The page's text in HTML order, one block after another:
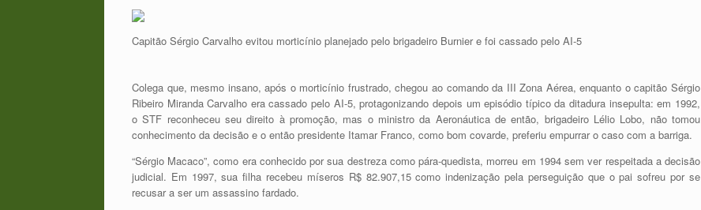
Capitão Sérgio Carvalho evitou morticínio planejado pelo brigadeiro Burnier e foi cassado pelo AI-5
Colega que, mesmo insano, após o morticínio frustrado, chegou ao comando da III Zona Aérea, enquanto o capitão Sérgio
Ribeiro Miranda Carvalho era cassado pelo AI-5, protagonizando depois um episódio típico da ditadura insepulta: em 1992,
o STF reconheceu seu direito à promoção, mas o ministro da Aeronáutica de então, brigadeiro Lélio Lobo, não tomou
conhecimento da decisão e o então presidente Itamar Franco, como bom covarde, preferiu empurrar o caso com a barriga.
“Sérgio Macaco”, como era conhecido por sua destreza como pára-quedista, morreu em 1994 sem ver respeitada a decisão
judicial. Em 1997, sua filha recebeu míseros R$ 82.907,15 como indenização pela perseguição que o pai sofreu por se
recusar a ser um assassino fardado.